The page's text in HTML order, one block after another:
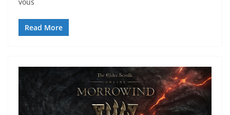
Read More